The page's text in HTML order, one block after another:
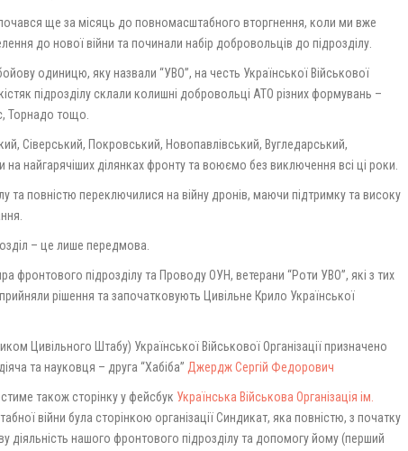
ще за місяць до повномасштабного вторгнення, коли ми вже
до нової війни та починали набір добровольців до підрозділу.
одиницю, яку назвали “УВО”, на честь Української Військової
підрозділу склали колишні добровольці АТО різних формувань –
Торнадо тощо.
Сіверський, Покровський, Новопавлівський, Вугледарський,
на найгарячіших ділянках фронту та воюємо без виключення всі ці роки.
та повністю переключилися на війну дронів, маючи підтримку та високу
– це лише передмова.
фронтового підрозділу та Проводу ОУН, ветерани “Роти УВО”, які з тих
рішення та започатковують Цивільне Крило Української
Цивільного Штабу) Української Військової Організації призначено
та науковця – друга “Хабіба” Джердж Сергій Федорович
також сторінку у фейсбук Українська Військова Організація ім.
війни була сторінкою організації Синдикат, яка повністю, з початку
діяльність нашого фронтового підрозділу та допомогу йому (перший